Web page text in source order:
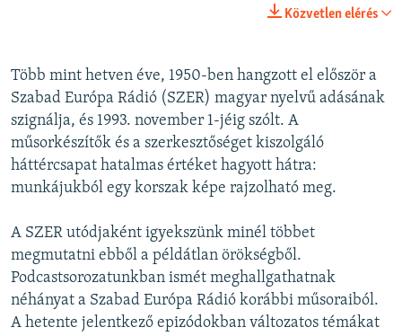
Közvetlen elérés
Több mint hetven éve, 1950-ben hangzott el először a
Szabad Európa Rádió (SZER) magyar nyelvű adásának
szignálja, és 1993. november 1-jéig szólt. A
műsorkészítők és a szerkesztőséget kiszolgáló
háttércsapat hatalmas értéket hagyott hátra:
munkájukból egy korszak képe rajzolható meg.
A SZER utódjaként igyekszünk minél többet
megmutatni ebből a példátlan örökségből.
Podcastsorozatunkban ismét meghallgathatnak
néhányat a Szabad Európa Rádió korábbi műsoraiból.
A hetente jelentkező epizódokban változatos témákat